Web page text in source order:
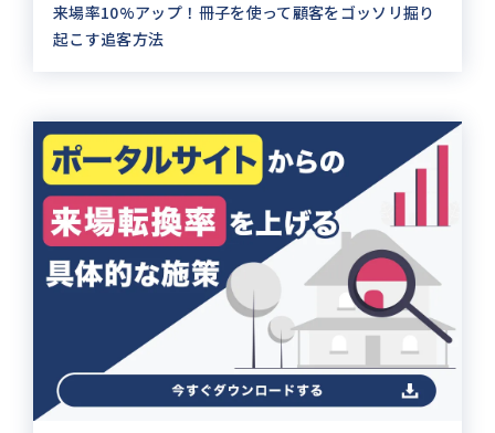
来場率10%アップ！冊子を使って顧客をゴッソリ掘り
起こす追客方法